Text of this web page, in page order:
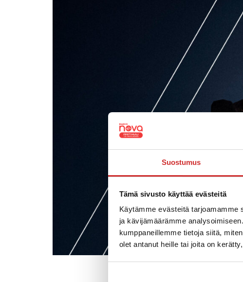
Suostumus
Tämä sivusto käyttää evästeitä
Käytämme evästeitä tarjoamamme
ja kävijämäärämme
kumppaneillemme tietoja siitä,
olet antanut heille tai joita on